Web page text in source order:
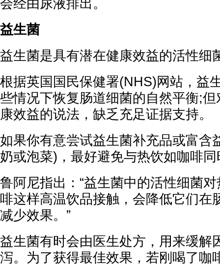
会经由尿液排出。
益生菌
益生菌是具有潜在健康效益的活性细
根据英国国民保健署(NHS)网站，益
些情况下恢复肠道细菌的自然平衡;
康效益的说法，缺乏充足证据支持。
如果你有意尝试益生菌补充品或富含
奶或泡菜)，最好避免与热饮如咖啡
鲁阿尼指出：“益生菌中的活性细菌
啡这样高温饮品接触，会降低它们在
减少效果。”
益生菌有时会由医生处方，用来缓解
泻。为了获得最佳效果，若刚喝了咖